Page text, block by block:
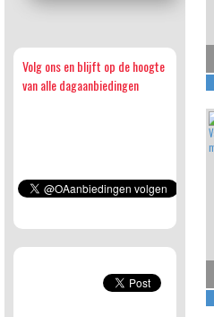
Volg ons en blijft op de hoogte
van alle dagaanbiedingen